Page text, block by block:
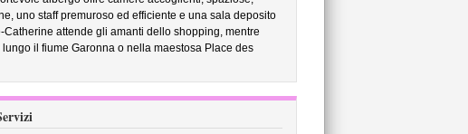
uno staff premuroso ed efficiente e una sala deposito
attende gli amanti dello shopping, mentre
il fiume Garonna o nella maestosa Place des